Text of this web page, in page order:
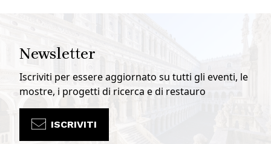
Newsletter
Iscriviti per essere aggiornato su tutti gli eventi, le
mostre, i progetti di ricerca e di restauro
ISCRIVITI